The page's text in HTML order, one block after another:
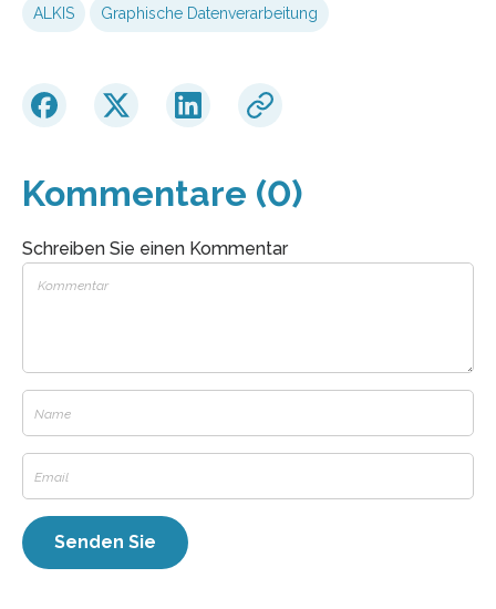
ALKIS Graphische Datenverarbeitung
Kommentare (0)
Schreiben Sie einen Kommentar